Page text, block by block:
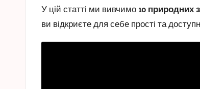
У цій статті ми вивчимо 10 природних
ви відкриєте для себе прості та